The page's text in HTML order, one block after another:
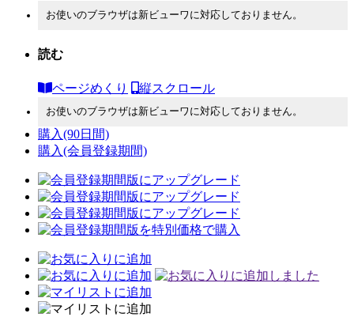
お使いのブラウザは新ビューワに対応しておりません。
読む
ページめくり 縦スクロール
お使いのブラウザは新ビューワに対応しておりません。
購入(90日間)
購入(会員登録期間)